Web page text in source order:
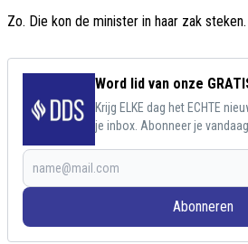
Zo. Die kon de minister in haar zak steken.
Word lid van onze
Krijg ELKE dag het ECHTE
je inbox. Abonneer je
Abonneren